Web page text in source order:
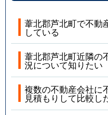
葦北郡芦北町で不動
している
葦北郡芦北町近隣の
況について知りたい
複数の不動産会社に
見積もりして比較し